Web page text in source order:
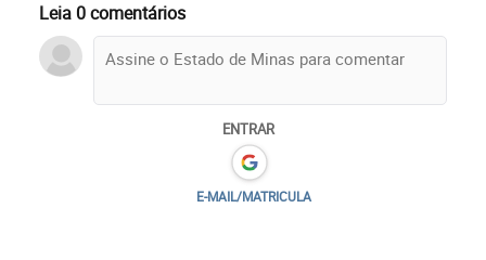
Leia 0 comentários
ENTRAR
E-MAIL/MATRICULA